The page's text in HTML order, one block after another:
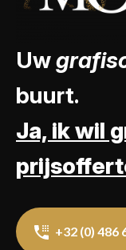
Uw
buurt.
Ja, ik wil
+32 (0) 486